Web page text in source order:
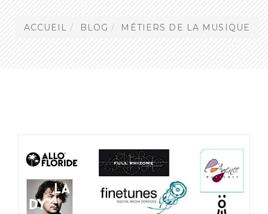
ACCUEIL BLOG MÉTIERS DE LA MUSIQUE